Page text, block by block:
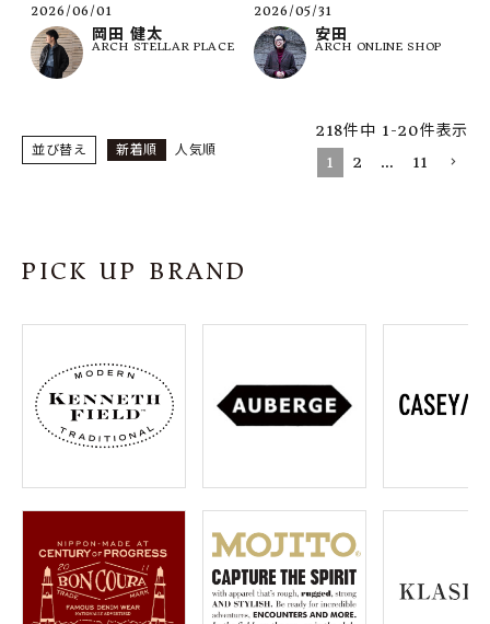
2026/06/01
岡田 健太
ARCH STELLAR PLACE
2026/05/31
安田
ARCH ONLINE SHOP
並び替え 新着順 人気順
218件中 1-20件表示
1
2 … 11
PICK UP BRAND